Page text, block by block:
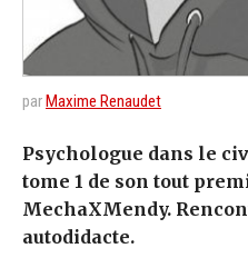
parMaxime Renaudet
Psychologue dans le
tome 1 de son tout
MechaXMendy.
autodidacte.